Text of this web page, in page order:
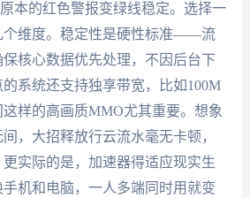
本的红色警报变绿线稳定。选择一
个维度。稳定性是硬性标准——流
核心数据优先处理，不因后台下
系统还支持独享带宽，比如100M
样的高画质MMO尤其重要。想象
，大招释放行云流水毫无卡顿，
实际的是，加速器得适应现实生
机和电脑，一人多端同时用就变